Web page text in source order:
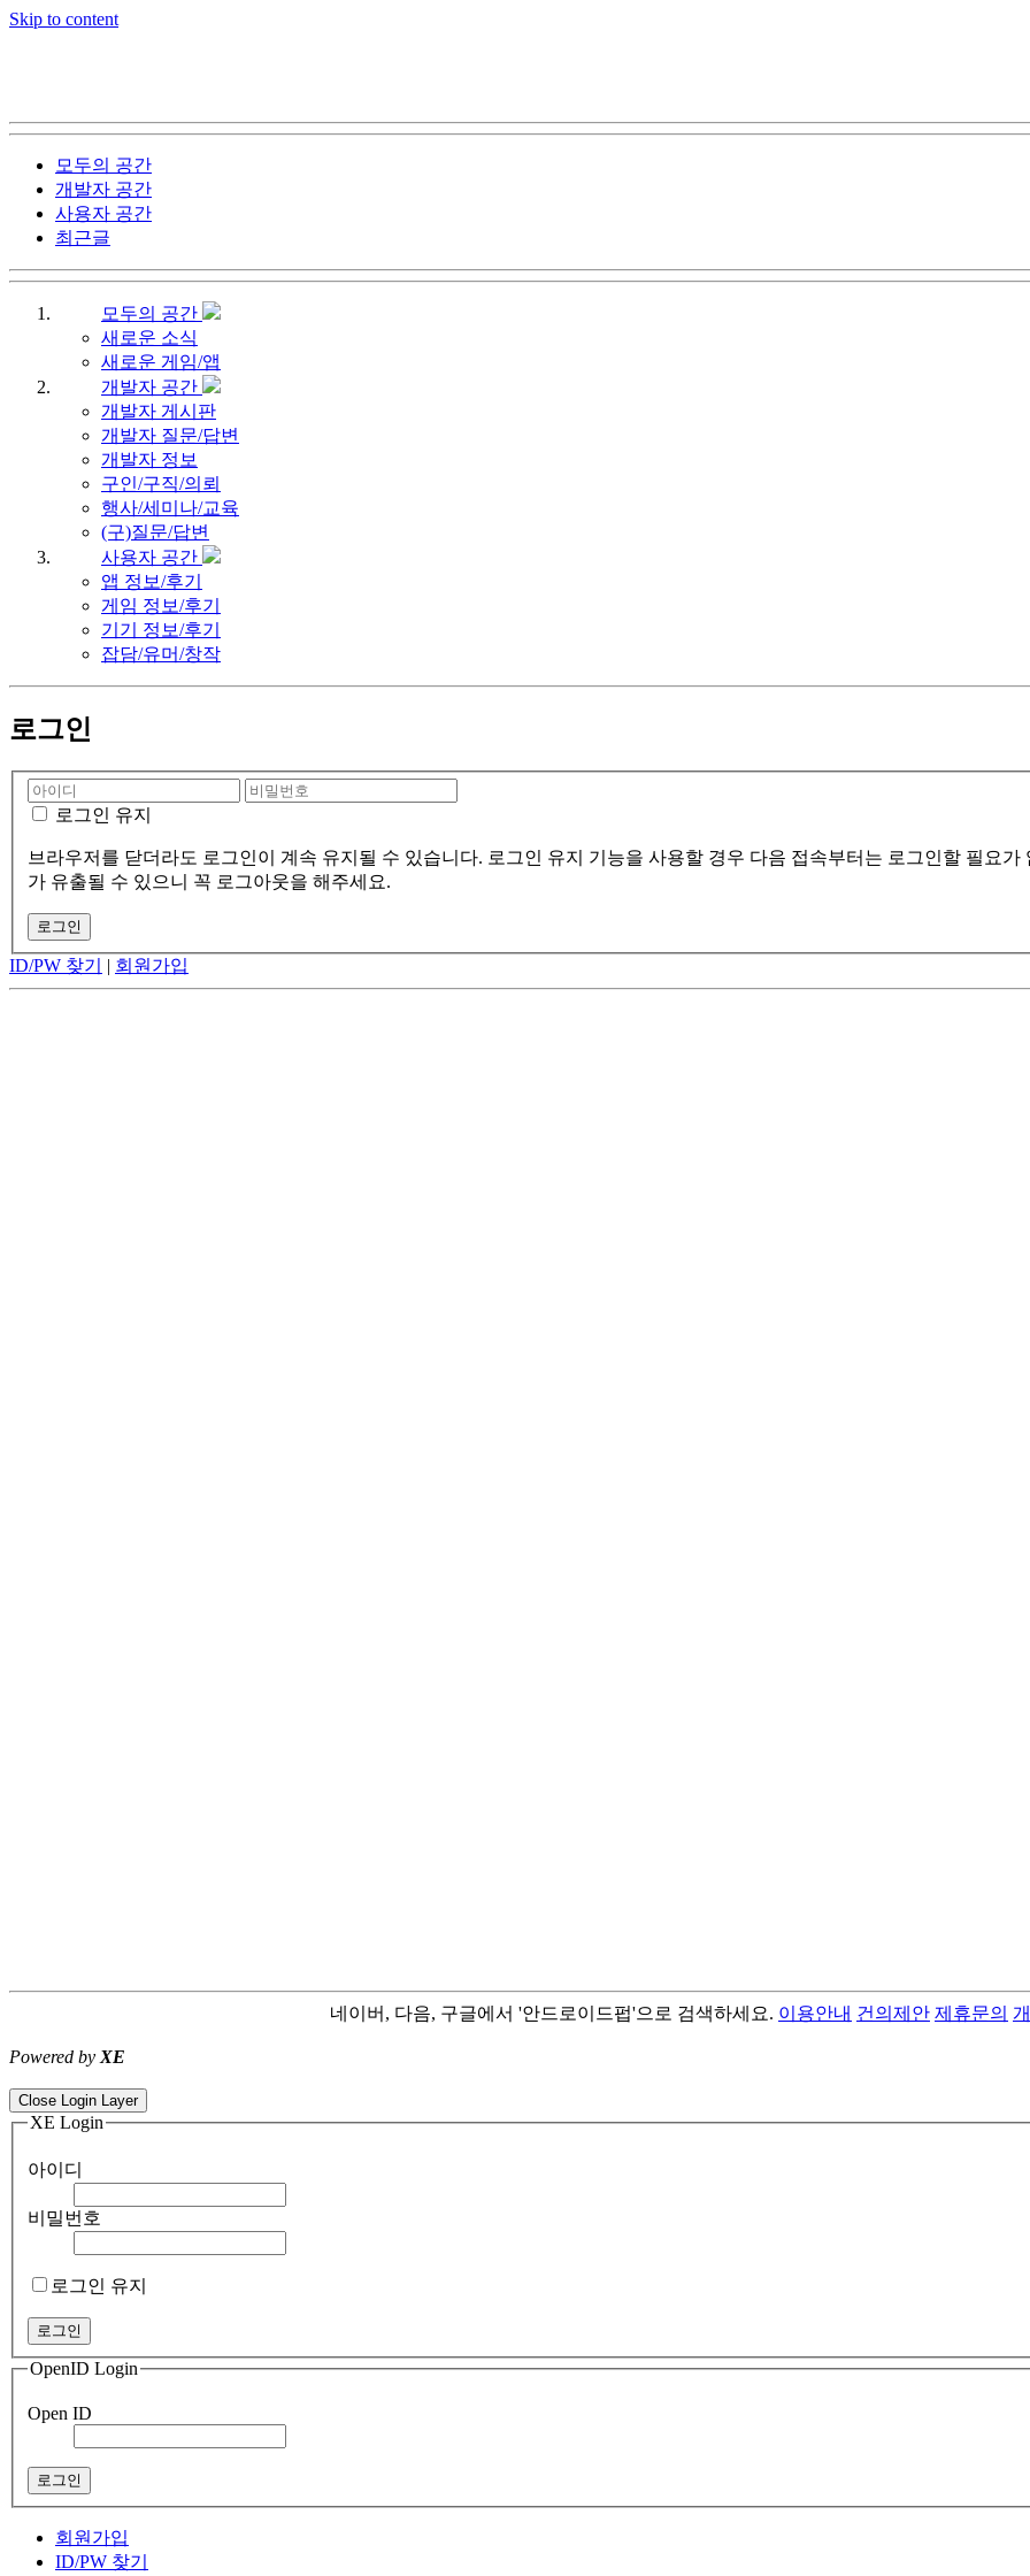
Skip to content
모두의 공간
개발자 공간
사용자 공간
최근글
모두의 공간
새로운 소식
새로운 게임/앱
개발자 공간
개발자 게시판
개발자 질문/답변
개발자 정보
구인/구직/의뢰
행사/세미나/교육
(구)질문/답변
사용자 공간
앱 정보/후기
게임 정보/후기
기기 정보/후기
잡담/유머/창작
로그인
로그인 유지
브라우저를 닫더라도 로그인이 계속 유지될 수 있습니다. 로그인 유지 기능을 사용할 경우 다음 접속부터는 로그인할 필요
가 유출될 수 있으니 꼭 로그아웃을 해주세요.
ID/PW 찾기 | 회원가입
네이버, 다음, 구글에서 '안드로이드펍'으로 검색하세요. 이용안내 건의제안 제휴문의
Powered by XE
Close Login Layer
XE Login
아이디
비밀번호
로그인 유지
OpenID Login
Open ID
회원가입
ID/PW 찾기